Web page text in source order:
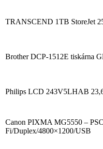
TRANSCEND 1TB StoreJet
Brother DCP-1512E tiskárna
Philips LCD 243V5LHAB
Canon PIXMA MG5550 –
Fi/Duplex/4800×1200/USB